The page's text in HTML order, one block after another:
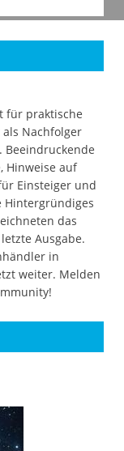
für praktische
Nachfolger
Hinweise auf
Einsteiger und
Hintergründiges
das
Ausgabe.
in
weiter. Melden